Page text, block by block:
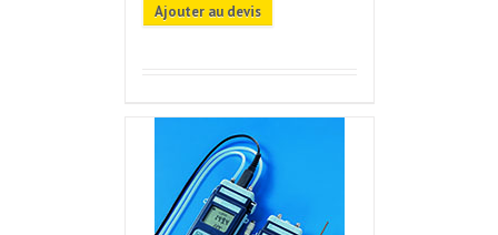
Ajouter au devis